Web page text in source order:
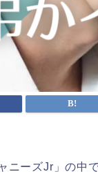
ニーズJr」の中